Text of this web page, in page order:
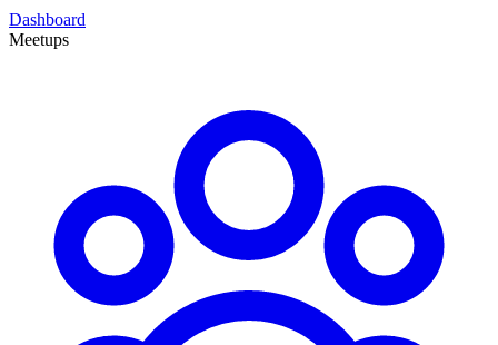
Dashboard
Meetups